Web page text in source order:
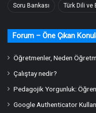
Soru Bankası Türk Dili ve
Forum – Öne Çıkan
Öğretmenler, Neden
Çalıştay nedir?
Pedagojik Yorgunluk:
Google Authenticator